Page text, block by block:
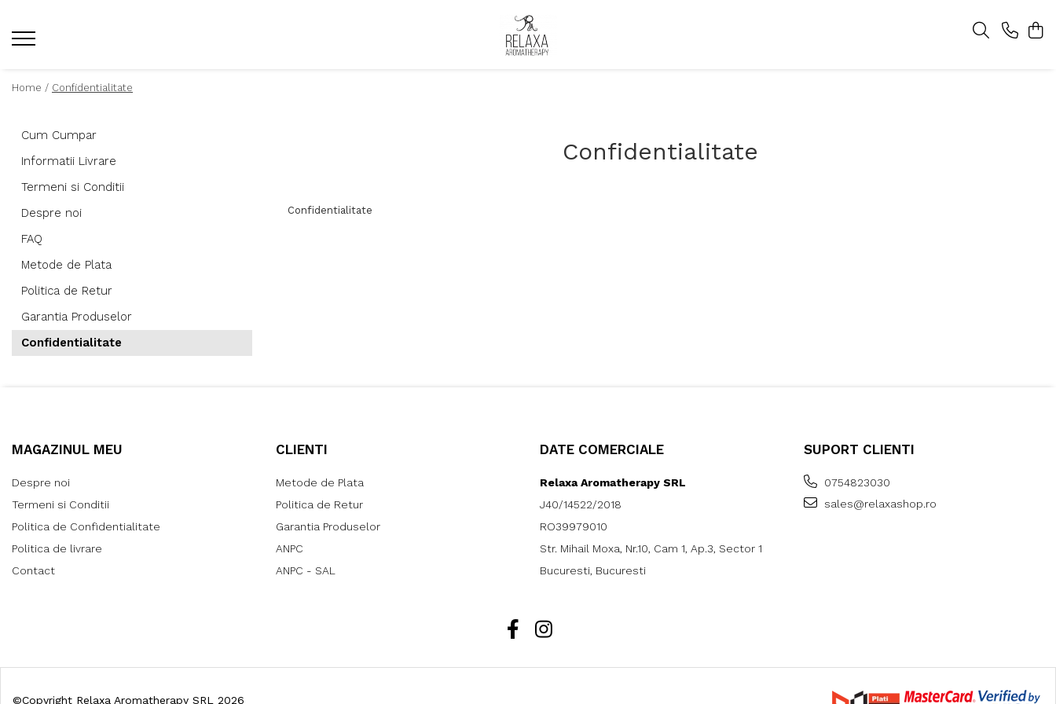
Home / Confidentialitate
Confidentialitate
Confidentialitate
Cum Cumpar
Informatii Livrare
Termeni si Conditii
Despre noi
FAQ
Metode de Plata
Politica de Retur
Garantia Produselor
Confidentialitate
MAGAZINUL MEU
Despre noi
Termeni si Conditii
Politica de Confidentialitate
Politica de livrare
Contact
CLIENTI
Metode de Plata
Politica de Retur
Garantia Produselor
ANPC
ANPC - SAL
DATE COMERCIALE
Relaxa Aromatherapy SRL
J40/14522/2018
RO39979010
Str. Mihail Moxa, Nr.10, Cam 1, Ap.3, Sector 1
Bucuresti, Bucuresti
SUPORT CLIENTI
0754823030
sales@relaxashop.ro
©Copyright Relaxa Aromatherapy SRL 2026